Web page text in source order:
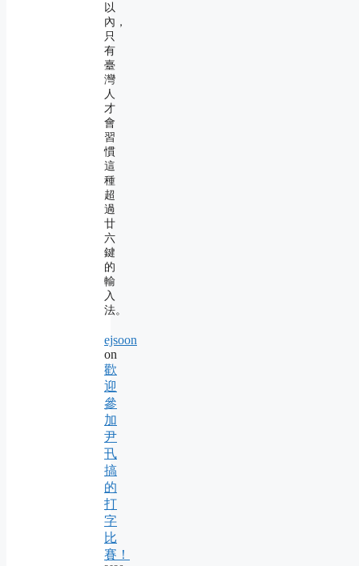
以
內，
只
有
臺
灣
人
才
會
習
慣
這
種
超
過
廿
六
鍵
的
輸
入
法。
ejsoon
on
歡
迎
參
加
尹
卂
搞
的
打
字
比
賽！